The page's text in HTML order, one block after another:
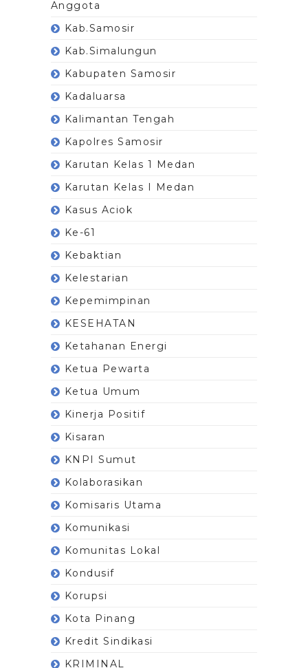
Anggota
Kab.Samosir
Kab.Simalungun
Kabupaten Samosir
Kadaluarsa
Kalimantan Tengah
Kapolres Samosir
Karutan Kelas 1 Medan
Karutan Kelas I Medan
Kasus Aciok
Ke-61
Kebaktian
Kelestarian
Kepemimpinan
KESEHATAN
Ketahanan Energi
Ketua Pewarta
Ketua Umum
Kinerja Positif
Kisaran
KNPI Sumut
Kolaborasikan
Komisaris Utama
Komunikasi
Komunitas Lokal
Kondusif
Korupsi
Kota Pinang
Kredit Sindikasi
KRIMINAL